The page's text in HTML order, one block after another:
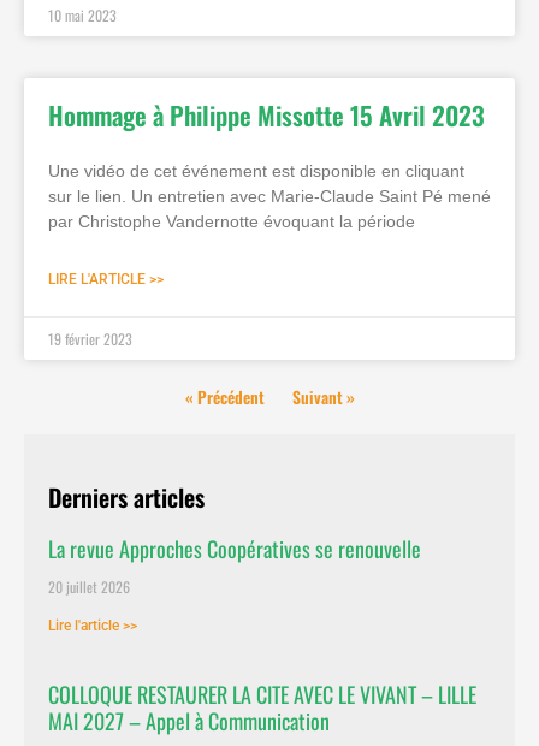
10 mai 2023
Hommage à Philippe Missotte 15 Avril 2023
Une vidéo de cet événement est disponible en cliquant
sur le lien. Un entretien avec Marie-Claude Saint Pé mené
par Christophe Vandernotte évoquant la période
LIRE L'ARTICLE >>
19 février 2023
« Précédent Suivant »
Derniers articles
La revue Approches Coopératives se renouvelle
20 juillet 2026
Lire l'article >>
COLLOQUE RESTAURER LA CITE AVEC LE VIVANT – LILLE
MAI 2027 – Appel à Communication